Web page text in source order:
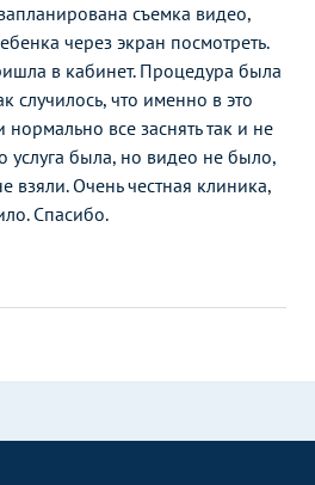
съемка видео,
через экран посмотреть.
в кабинет. Процедура была
случилось, что именно в это
все заснять так и не
услуга была, но видео не было,
взяли. Очень честная клиника,
Спасибо.